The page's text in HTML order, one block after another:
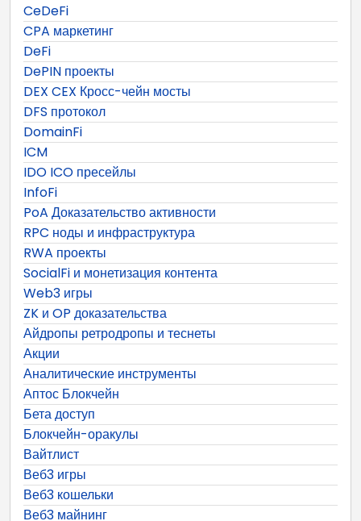
CeDeFi
CPA маркетинг
DeFi
DePIN проекты
DEX CEX Кросс-чейн мосты
DFS протокол
DomainFi
ICM
IDO ICO пресейлы
InfoFi
PoA Доказательство активности
RPC ноды и инфраструктура
RWA проекты
SocialFi и монетизация контента
Web3 игры
ZK и OP доказательства
Айдропы ретродропы и теснеты
Акции
Аналитические инструменты
Аптос Блокчейн
Бета доступ
Блокчейн-оракулы
Вайтлист
Веб3 игры
Веб3 кошельки
Веб3 майнинг